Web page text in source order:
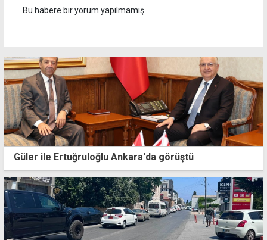
Bu habere bir yorum yapılmamış.
Güler ile Ertuğruloğlu Ankara'da görüştü